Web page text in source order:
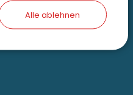
Alle ablehnen